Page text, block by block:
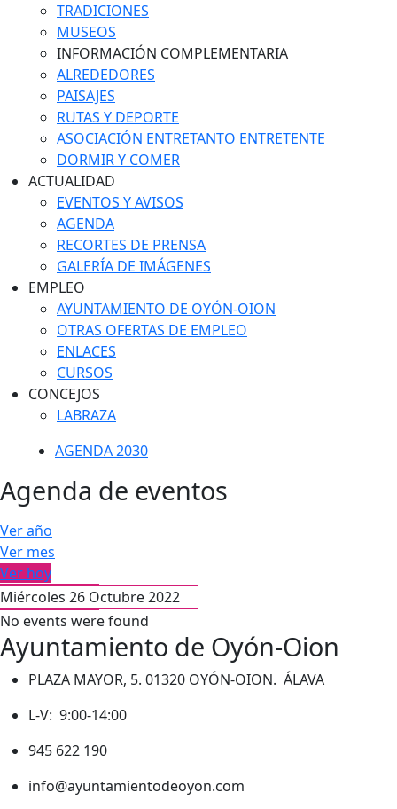
TRADICIONES
MUSEOS
INFORMACIÓN COMPLEMENTARIA
ALREDEDORES
PAISAJES
RUTAS Y DEPORTE
ASOCIACIÓN ENTRETANTO ENTRETENTE
DORMIR Y COMER
ACTUALIDAD
EVENTOS Y AVISOS
AGENDA
RECORTES DE PRENSA
GALERÍA DE IMÁGENES
EMPLEO
AYUNTAMIENTO DE OYÓN-OION
OTRAS OFERTAS DE EMPLEO
ENLACES
CURSOS
CONCEJOS
LABRAZA
AGENDA 2030
Agenda de eventos
Ver año
Ver mes
Ver hoy
Miércoles 26 Octubre 2022
No events were found
Ayuntamiento de Oyón-Oion
PLAZA MAYOR, 5. 01320 OYÓN-OION. ÁLAVA
L-V: 9:00-14:00
945 622 190
info@ayuntamientodeoyon.com